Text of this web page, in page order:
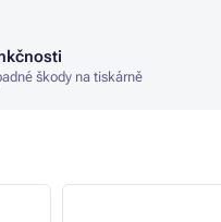
škody na tiskárně